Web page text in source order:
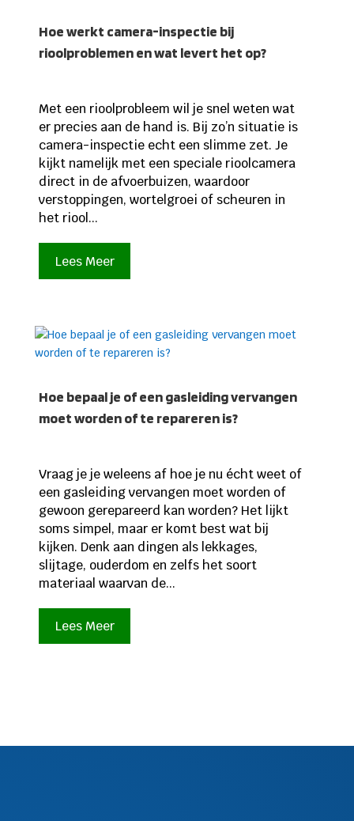
Hoe werkt camera-inspectie bij
rioolproblemen en wat levert het op?
Met een rioolprobleem wil je snel weten wat
er precies aan de hand is. Bij zo’n situatie is
camera-inspectie echt een slimme zet. Je
kijkt namelijk met een speciale rioolcamera
direct in de afvoerbuizen, waardoor
verstoppingen, wortelgroei of scheuren in
het riool...
Lees Meer
Hoe bepaal je of een gasleiding vervangen
moet worden of te repareren is?
Vraag je je weleens af hoe je nu écht weet of
een gasleiding vervangen moet worden of
gewoon gerepareerd kan worden? Het lijkt
soms simpel, maar er komt best wat bij
kijken. Denk aan dingen als lekkages,
slijtage, ouderdom en zelfs het soort
materiaal waarvan de...
Lees Meer